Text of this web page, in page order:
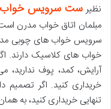
نظیرست سرویس خواب
مبلمان اتاق خواب مدرن
سرویس خواب های چوبی
خواب های کلاسیک دارند.
آرایش، کمد، پوف ندارید،
خریداری کنید. اگر تصمیم
تنهایی خریداری کنید، به